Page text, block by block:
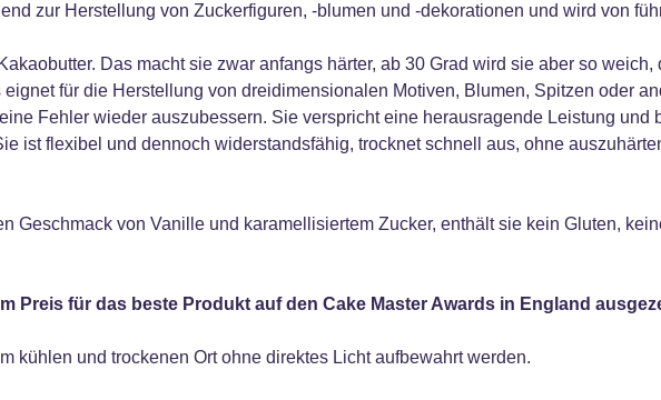
zur Herstellung von Zuckerfiguren, -blumen und -dekorationen und wird von
Das macht sie zwar anfangs härter, ab 30 Grad wird sie aber so
für die Herstellung von dreidimensionalen Motiven, Blumen, Spitzen oder
Fehler wieder auszubessern. Sie verspricht eine herausragende Leistung
ist flexibel und dennoch widerstandsfähig, trocknet schnell aus, ohne
Geschmack von Vanille und karamellisiertem Zucker, enthält sie kein Gluten,
Preis für das beste Produkt auf den Cake Master Awards in England
kühlen und trockenen Ort ohne direktes Licht aufbewahrt werden.